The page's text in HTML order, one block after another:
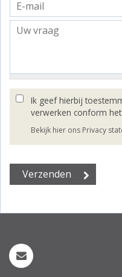
Ik geef hierbij
verwerken conform
Bekijk hier ons Privacy